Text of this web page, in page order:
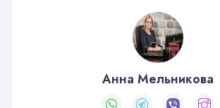
Анна Мельникова